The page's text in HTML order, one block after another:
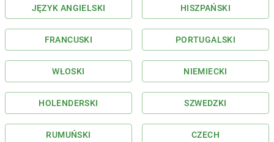
JĘZYK ANGIELSKI HISZPAŃSKI
FRANCUSKI PORTUGALSKI
WŁOSKI NIEMIECKI
HOLENDERSKI SZWEDZKI
RUMUŃSKI CZECH